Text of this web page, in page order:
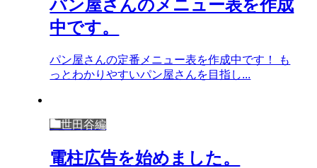
パン屋さんのメニュー表を作成
中です。
パン屋さんの定番メニュー表を作成中です！ も
っとわかりやすいパン屋さんを目指し...
世田谷編
電柱広告を始めました。